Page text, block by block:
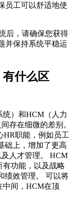
员工可以舒适地使
后，请确保您获得
并保持系统平稳运
有什么区
统）和HCM（人力
存在细微的差别。
HR职能，例如员工
础上，增加了更高
人才管理。 HCM
有功能，以及战略
绩效管理。 可以将
中间，HCM在顶